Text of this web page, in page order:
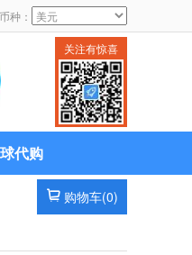
种：
关注有惊喜
代购
购物车(0)